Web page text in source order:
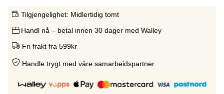
Tilgjengelighet: Midlertidig tomt
Handl nå – betal innen 30 dager med Walley
Fri frakt fra 599kr
Handle trygt med våre samarbeidspartner